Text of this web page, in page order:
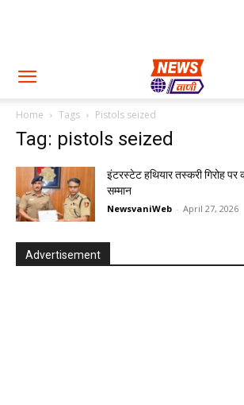
Home Tags Pistols seized
Tag: pistols seized
इंटरस्टेट हथियार तस्करी गिरोह पर
सम्मान
NewsvaniWeb - April 27, 2026
Advertisement